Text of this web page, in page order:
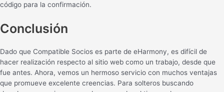
código para la confirmación.
Conclusión
Dado que Compatible Socios es parte de eHarmony, es difícil de
hacer realización respecto al sitio web como un trabajo, desde que
fue antes. Ahora, vemos un hermoso servicio con muchos ventajas
que promueve excelente creencias. Para solteros buscando